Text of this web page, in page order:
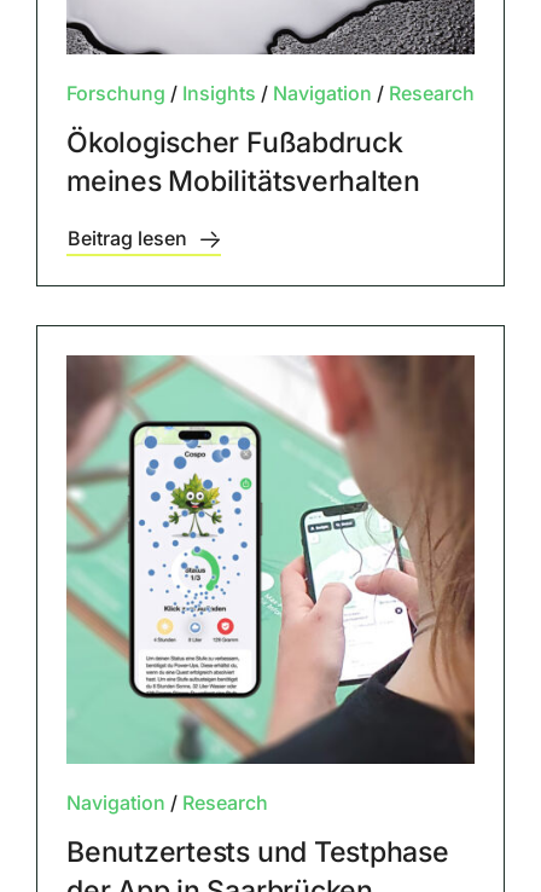
Forschung / Insights / Navigation / Research
Ökologischer Fußabdruck
meines Mobilitätsverhalten
Beitrag lesen
Navigation / Research
Benutzertests und Testphase